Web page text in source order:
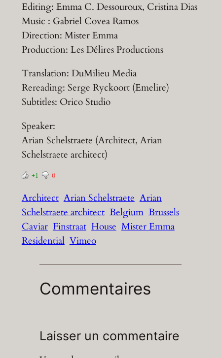
Editing: Emma C. Dessouroux, Cristina Dias
Music : Gabriel Covea Ramos
Direction: Mister Emma
Production: Les Délires Productions
Translation: DuMilieu Media
Rereading: Serge Ryckoort (Emelire)
Subtitles: Orico Studio
Speaker:
Arian Schelstraete (Architect, Arian
Schelstraete architect)
+1 0
Architect Arian Schelstraete Arian
Schelstraete architect Belgium Brussels
Caviar Finstraat House Mister Emma
Residential Vimeo
Commentaires
Laisser un commentaire